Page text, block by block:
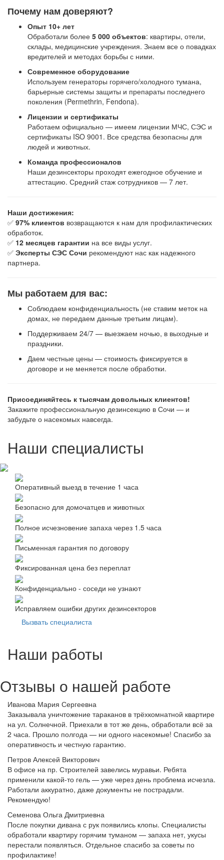
Почему нам доверяют?
Опыт 10+ лет
Обработали более 5 000 объектов: квартиры, отели,
склады, медицинские учреждения. Знаем все о повадках
вредителей и методах борьбы с ними.
Современное оборудование
Используем генераторы горячего/холодного тумана,
барьерные системы защиты и препараты последнего
поколения (Permethrin, Fendona).
Лицензии и сертификаты
Работаем официально — имеем лицензии МЧС, СЭС и
сертификаты ISO 9001. Все средства безопасны для
людей и животных.
Команда профессионалов
Наши дезинсекторы проходят ежегодное обучение и
аттестацию. Средний стаж сотрудников — 7 лет.
Наши достижения:
✅ 97% клиентов возвращаются к нам для профилактических
обработок.
✅ 12 месяцев гарантии на все виды услуг.
✅ Эксперты СЭС Сочи рекомендуют нас как надежного
партнера.
Мы работаем для вас:
Соблюдаем конфиденциальность (не ставим меток на
домах, не передаем данные третьим лицам).
Поддерживаем 24/7 — выезжаем ночью, в выходные и
праздники.
Даем честные цены — стоимость фиксируется в
договоре и не меняется после обработки.
Присоединяйтесь к тысячам довольных клиентов!
Закажите профессиональную дезинсекцию в Сочи — и
забудьте о насекомых навсегда.
Наши специалисты
Оперативный выезд в течение 1 часа
Безопасно для домочатцев и животных
Полное исчезновение запаха через 1.5 часа
Письменная гарантия по договору
Фиксированная цена без переплат
Конфиденциально - соседи не узнают
Исправляем ошибки других дезинсекторов
Вызвать специалиста
Наши работы
Отзывы о нашей работе
Иванова Мария Сергеевна
Заказывала уничтожение тараканов в трёхкомнатной квартире
на ул. Солнечной. Приехали в тот же день, обработали всё за
2 часа. Прошло полгода — ни одного насекомые! Спасибо за
оперативность и честную гарантию.
Петров Алексей Викторович
В офисе на пр. Строителей завелись муравьи. Ребята
применили какой-то гель — уже через день проблема исчезла.
Работали аккуратно, даже документы не пострадали.
Рекомендую!
Семенова Ольга Дмитриевна
После покупки дивана с рук появились клопы. Специалисты
обработали квартиру горячим туманом — запаха нет, укусы
перестали появляться. Отдельное спасибо за советы по
профилактике!